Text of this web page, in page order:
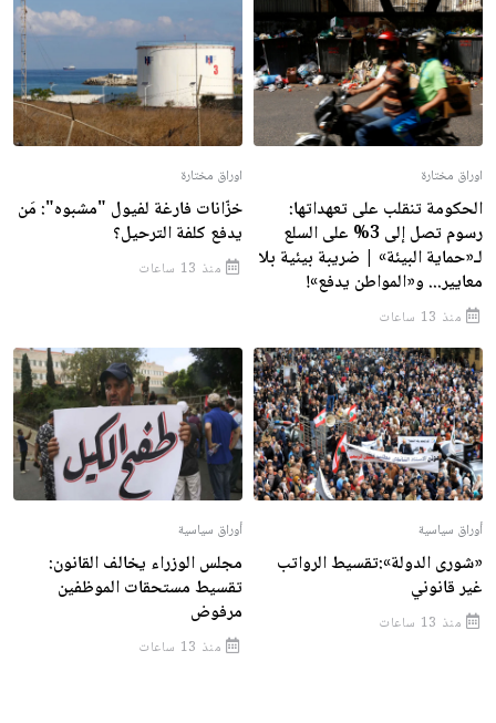
اوراق مختارة
الحكومة تنقلب على تعهداتها:
رسوم تصل إلى 3% على السلع
لـ«حماية البيئة» | ضريبة بيئية بلا
معايير... و«المواطن يدفع»!
منذ 13 ساعات
اوراق مختارة
خزّانات فارغة لفيول "مشبوه": مَن
يدفع كلفة الترحيل؟
منذ 13 ساعات
أوراق سياسية
«شورى الدولة»:تقسيط الرواتب
غير قانوني
منذ 13 ساعات
أوراق سياسية
مجلس الوزراء يخالف القانون:
تقسيط مستحقات الموظفين
مرفوض
منذ 13 ساعات